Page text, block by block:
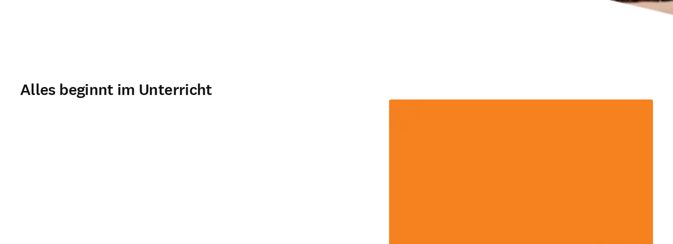
Alles beginnt im Unterricht